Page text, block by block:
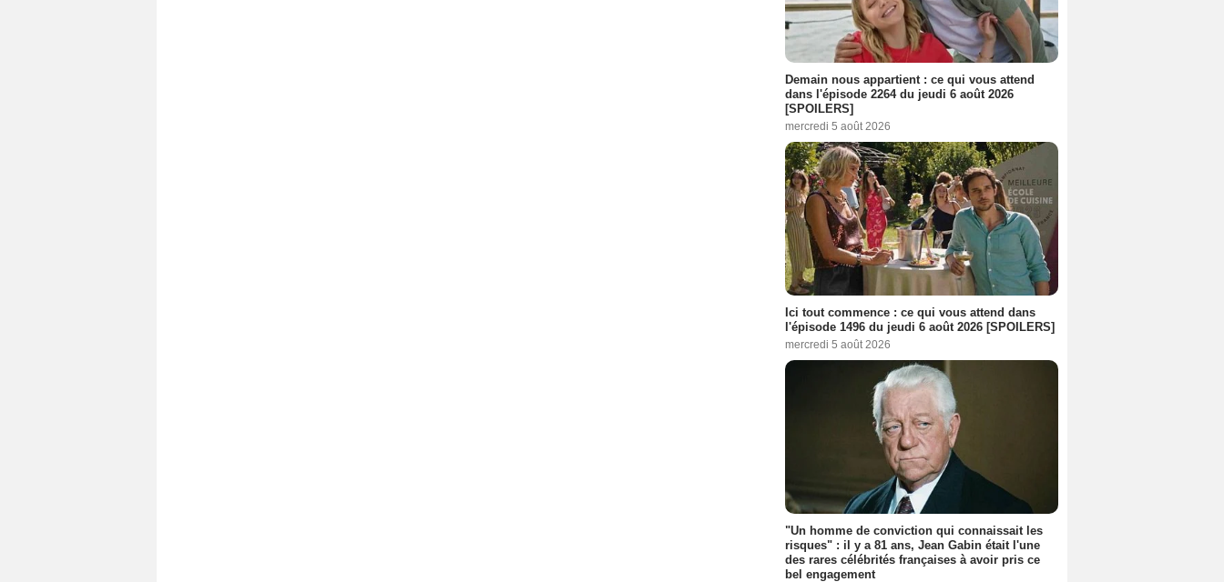
Demain nous appartient : ce qui vous attend
dans l'épisode 2264 du jeudi 6 août 2026
[SPOILERS]
mercredi 5 août 2026
Ici tout commence : ce qui vous attend dans
l'épisode 1496 du jeudi 6 août 2026 [SPOILERS]
mercredi 5 août 2026
"Un homme de conviction qui connaissait les
risques" : il y a 81 ans, Jean Gabin était l'une
des rares célébrités françaises à avoir pris ce
bel engagement